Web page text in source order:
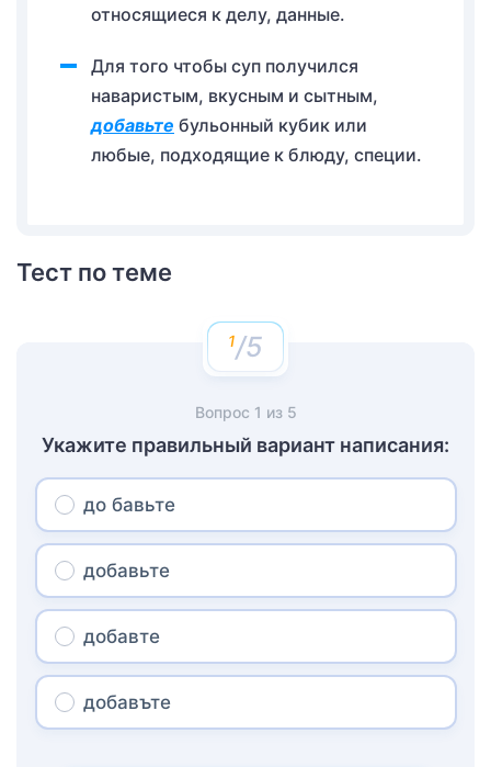
относящиеся к делу, данные.
Для того чтобы суп получился
наваристым, вкусным и сытным,
добавьте бульонный кубик или
любые, подходящие к блюду, специи.
Тест по теме
/5
Вопрос 1 из 5
Укажите правильный вариант написания:
до бавьте
добавьте
добавте
добавъте